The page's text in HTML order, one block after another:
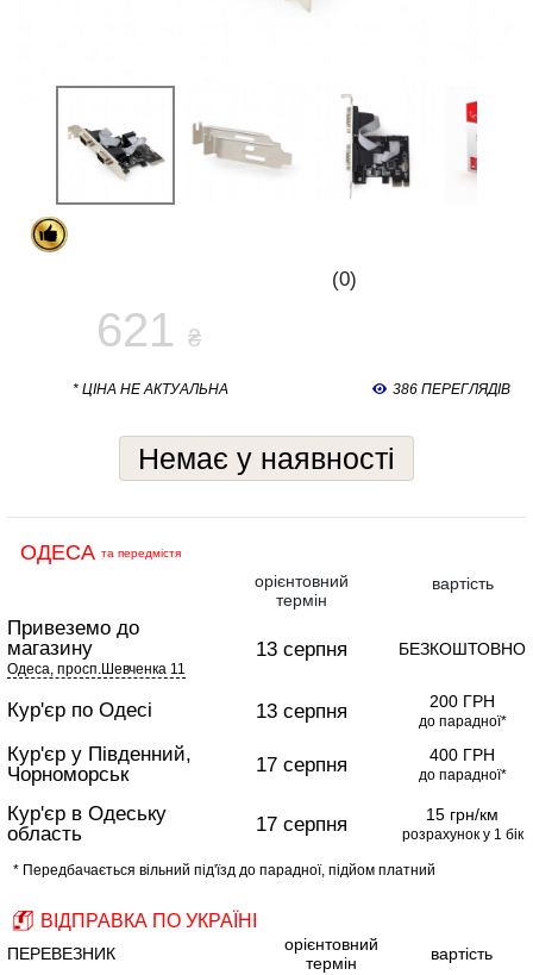
(0)
621 ₴
* ЦІНА НЕ АКТУАЛЬНА 386 ПЕРЕГЛЯДІВ
Немає у наявності
ОДЕСА та передмістя
орієнтовний
термін
вартість
Привеземо до
магазину
Одеса, просп.Шевченка 11
Кур'єр по Одесі
Кур'єр у Південний,
Чорноморськ
Кур'єр в Одеську
область
13 серпня
13 серпня
17 серпня
17 серпня
БЕЗКОШТОВНО
200 ГРН
до парадної*
400 ГРН
до парадної*
15 грн/км
розрахунок у 1 бік
* Передбачається вільний під'їзд до парадної, підйом платний
ВІДПРАВКА ПО УКРАЇНІ
ПЕРЕВЕЗНИК
орієнтовний
термін
вартість